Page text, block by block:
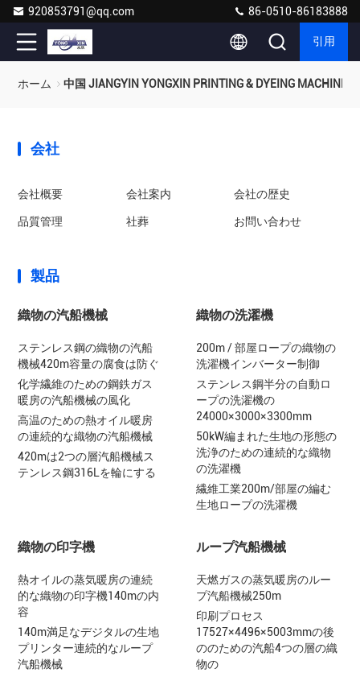
920853791@qq.com 86-0510-86183888
引用
ホーム 中国 JIANGYIN YONGXIN PRINTING & DYEING
会社
会社概要 会社案内 会社の歴史
品質管理 社葬 お問い合わせ
製品
織物の汽船機械
ステンレス鋼の織物の汽船
機械420m容量の腐食は防ぐ
化学繊維のための鋼鉄ガス
暖房の汽船機械の風化
高温のための熱オイル暖房
の連続的な織物の汽船機械
420mは2つの層汽船機械ス
テンレス鋼316Lを輪にする
織物の洗濯機
200m / 部屋ロープの織物の
洗濯機インバーター制御
ステンレス鋼半分の自動ロ
ープの洗濯機の
24000×3000×3300mm
50kW編まれた生地の形態の
洗浄のための連続的な織物
の洗濯機
繊維工業200m/部屋の編む
生地ロープの洗濯機
織物の印字機
熱オイルの蒸気暖房の連続
的な織物の印字機140mの内
容
140m満足なデジタルの生地
プリンター連続的なループ
汽船機械
ループ汽船機械
天燃ガスの蒸気暖房のルー
プ汽船機械250m
印刷プロセス
17527×4496×5003mmの後
ののための汽船4つの層の織
物の